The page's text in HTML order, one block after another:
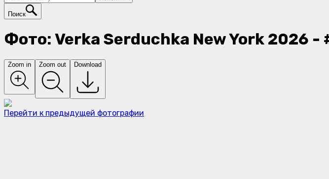
Поиск
Фото: Verka Serduchka New York 2026 -
Zoom in Zoom out Download
Перейти к предыдущей фотографии